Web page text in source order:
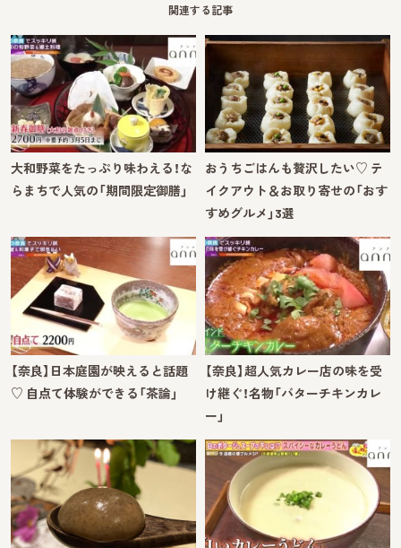
関連する記事
大和野菜をたっぷり味わえる！な
らまちで人気の「期間限定御膳」
おうちごはんも贅沢したい♡ テ
イクアウト＆お取り寄せの「おす
すめグルメ」3選
【奈良】日本庭園が映えると話題
♡ 自点て体験ができる「茶論」
【奈良】超人気カレー店の味を受
け継ぐ！名物「バターチキンカレ
ー」